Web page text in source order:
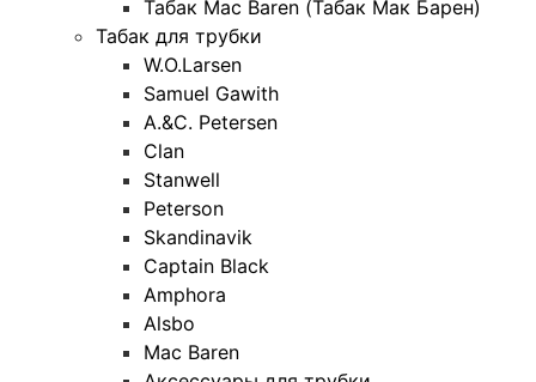
Табак Mac Baren (Табак Мак Барен)
Табак для трубки
W.O.Larsen
Samuel Gawith
A.&C. Petersen
Clan
Stanwell
Peterson
Skandinavik
Captain Black
Amphora
Alsbo
Mac Baren